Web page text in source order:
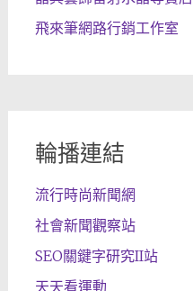
飛來筆網路行銷工作室
輪播連結
流行時尚新聞網
社會新聞觀察站
SEO關鍵字研究II站
天天看運動